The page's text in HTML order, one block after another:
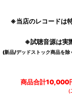
※当店のレコードは
※試聴音源は実
(新品/デッドストック商品を除
商品合計10,000